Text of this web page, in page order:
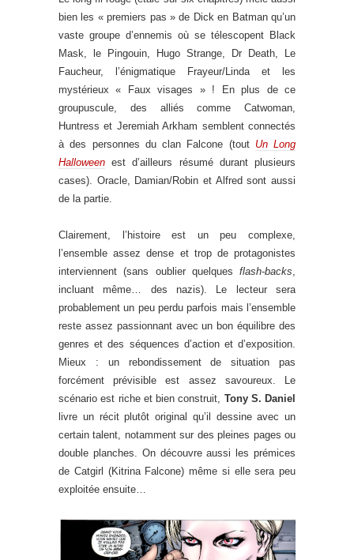
bien les « premiers pas » de Dick en Batman qu’un
vaste groupe d’ennemis où se télescopent Black
Mask, le Pingouin, Hugo Strange, Dr Death, Le
Faucheur, l’énigmatique Frayeur/Linda et les
mystérieux « Faux visages » ! En plus de ce
groupuscule, des alliés comme Catwoman,
Huntress et Jeremiah Arkham semblent connectés
à des personnes du clan Falcone (tout Un Long
Halloween est d’ailleurs résumé durant plusieurs
cases). Oracle, Damian/Robin et Alfred sont aussi
de la partie.
Clairement, l’histoire est un peu complexe,
l’ensemble assez dense et trop de protagonistes
interviennent (sans oublier quelques flash-backs
incluant même… des nazis). Le lecteur sera
probablement un peu perdu parfois mais l’ensemble
reste assez passionnant avec un bon équilibre des
genres et des séquences d’action et d’exposition.
Mieux : un rebondissement de situation pas
forcément prévisible est assez savoureux. Le
scénario est riche et bien construit, Tony S. Daniel
livre un récit plutôt original qu’il dessine avec un
certain talent, notamment sur des pleines pages ou
double planches. On découvre aussi les prémices
de Catgirl (Kitrina Falcone) même si elle sera peu
exploitée ensuite…